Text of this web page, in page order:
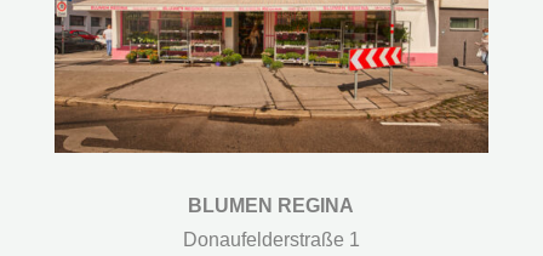
BLUMEN REGINA
Donaufelderstraße 1